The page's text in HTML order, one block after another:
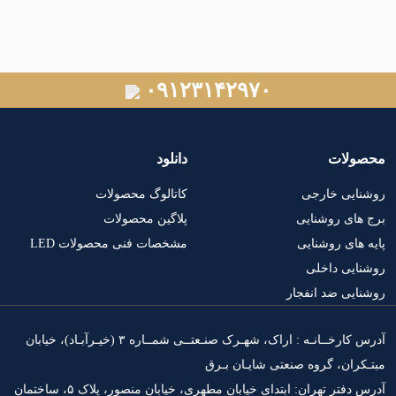
۰۹۱۲۳۱۴۲۹۷۰
خارجی
روشنایی
روشنایی
داخلی
ضد انفجار
کاتالوگ محصولات
پلاگین محصولات
مشخصات فنی محصولات LED
آدرس کارخــانـه : اراک، شهـرک صنـعتــی شمــاره ۳ (خیـرآبـاد)، خیابان
گروه صنعتی شایـان بـرق
آدرس دفتر تهران: ابتدای خیابان مطهری، خیابان منصور، پلاک ۵، ساختمان